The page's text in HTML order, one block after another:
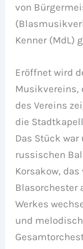
von
Kenner (MdL)
Eröffnet wird
Musikvereins,
des Vereins
die
Das Stück
russischen
Korsakow,
Blasorchester
Werkes
und